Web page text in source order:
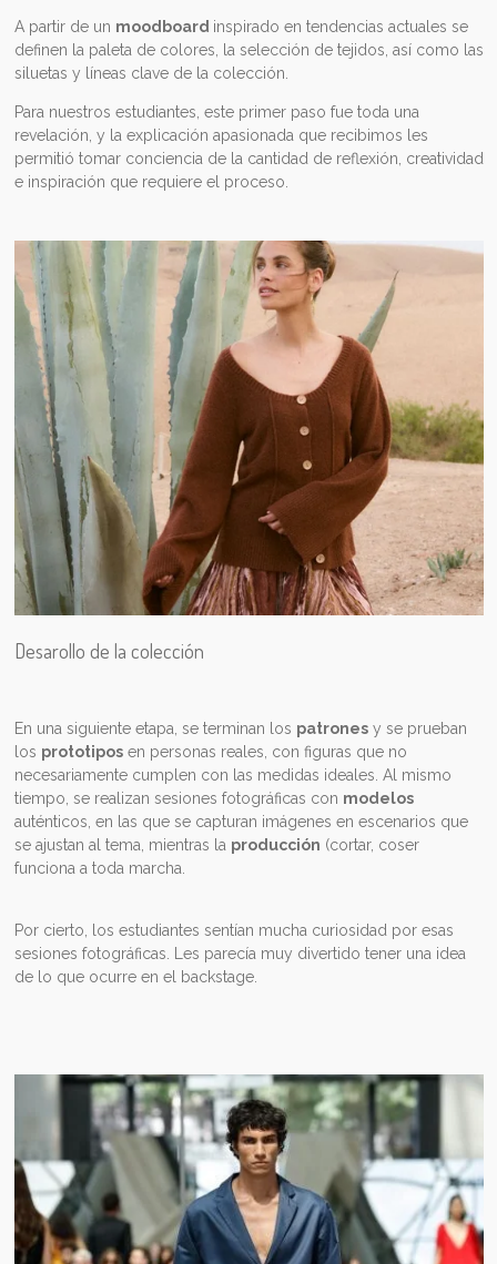
A partir de un moodboard inspirado en tendencias actuales se
definen la paleta de colores, la selección de tejidos, así como las
siluetas y líneas clave de la colección.
Para nuestros estudiantes, este primer paso fue toda una
revelación, y la explicación apasionada que recibimos les
permitió tomar conciencia de la cantidad de reflexión, creatividad
e inspiración que requiere el proceso.
Desarollo de la colección
En una siguiente etapa, se terminan los patronesy se prueban
los prototiposen personas reales, con figuras que no
necesariamente cumplen con las medidas ideales. Al mismo
tiempo, se realizan sesiones fotográficas con modelos
auténticos, en las que se capturan imágenes en escenarios que
se ajustan al tema, mientras la producción (cortar, coser
funciona a toda marcha.
Por cierto, los estudiantes sentían mucha curiosidad por esas
sesiones fotográficas. Les parecía muy divertido tener una idea
de lo que ocurre en el backstage.